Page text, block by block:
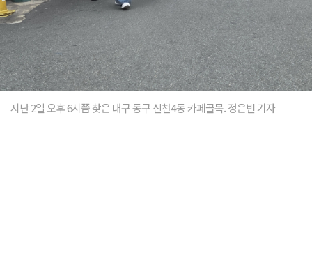
지난 2일 오후 6시쯤 찾은 대구 동구 신천4동 카페골목. 정은빈 기자